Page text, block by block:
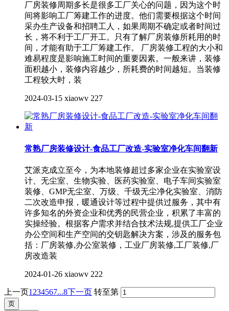
厂房装修周期多长是很多工厂关心的问题，因为这个时
间将影响工厂筹建工作的进度。他们需要根据这个时间
采办生产设备和招聘工人，如果周期不确定或者时间过
长，将不利于工厂开工。只有了解厂房装修所耗用的时
间，才能有助于工厂筹建工作。 厂房装修工程的大小和
难易程度是影响施工时间的重要因素。一般来讲，装修
面积越小，装修内容越少，所耗费的时间越短。当装修
工程较大时，装
2024-03-15 xiaowv 227
常熟厂房装修设计-食品工厂改造-实验室净化车间翻新
艾派克成立至今，为本地装修超过多家企业在实验室设
计、无尘室、生物实验、医药实验室、电子车间实验室
装修、GMP无尘室、万级、千级无尘净化实验室、消防
二次改造申报，暖通设计等过程中提供过服务，其中有
许多知名的外资企业和优秀的民营企业，积累了丰富的
实操经验。根据客户需求并结合技术法规,提供工厂企业
办公空间和生产空间的交钥匙解决方案，涉及的服务包
括：厂房装修,办公室装修，工业厂房装修,工厂装修,厂
房改造装
2024-01-26 xiaowv 222
上一页1 234567...8下一页 转至第